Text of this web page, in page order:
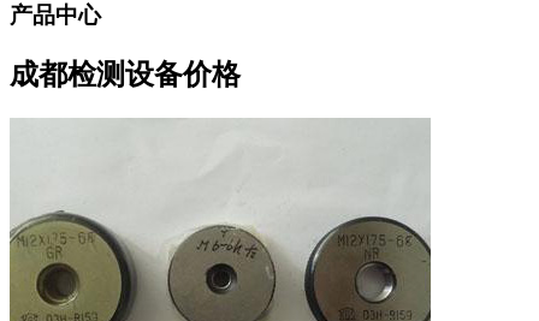
产品中心
成都检测设备价格